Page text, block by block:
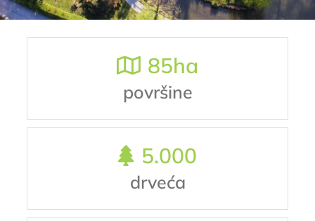
85ha
površine
5.000
drveća